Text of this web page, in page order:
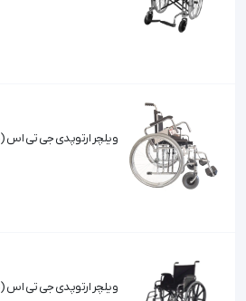
ویلچر ارتوپدی جی تی اس (JTS) مدل 901M
ویلچر ارتوپدی جی تی اس (JTS) مدل 901B